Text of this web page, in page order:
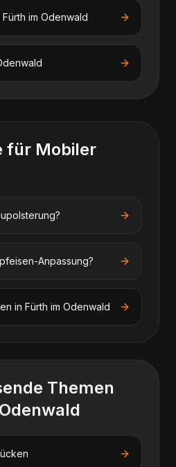
Fürth im Odenwald
für Mobiler
Anpassung?
in Fürth im Odenwald
Themen